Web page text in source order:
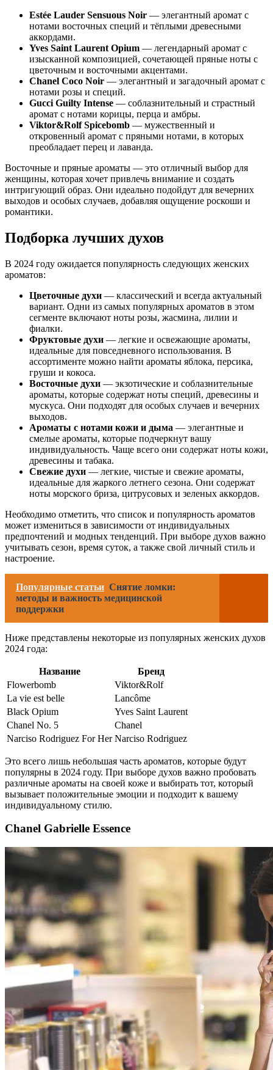
Estée Lauder Sensuous Noir — элегантный аромат с
нотами восточных специй и тёплыми древесными
аккордами.
Yves Saint Laurent Opium — легендарный аромат с
изысканной композицией, сочетающей пряные ноты с
цветочным и восточными акцентами.
Chanel Coco Noir — элегантный и загадочный аромат с
нотами розы и специй.
Gucci Guilty Intense — соблазнительный и страстный
аромат с нотами корицы, перца и амбры.
Viktor&Rolf Spicebomb — мужественный и
откровенный аромат с пряными нотами, в которых
преобладает перец и лаванда.
Восточные и пряные ароматы — это отличный выбор для
женщины, которая хочет привлечь внимание и создать
интригующий образ. Они идеально подойдут для вечерних
выходов и особых случаев, добавляя ощущение роскоши и
романтики.
Подборка лучших духов
В 2024 году ожидается популярность следующих женских
ароматов:
Цветочные духи — классический и всегда актуальный
вариант. Одни из самых популярных ароматов в этом
сегменте включают ноты розы, жасмина, лилии и
фиалки.
Фруктовые духи — легкие и освежающие ароматы,
идеальные для повседневного использования. В
ассортименте можно найти ароматы яблока, персика,
груши и кокоса.
Восточные духи — экзотические и соблазнительные
ароматы, которые содержат ноты специй, древесины и
мускуса. Они подходят для особых случаев и вечерних
выходов.
Ароматы с нотами кожи и дыма — элегантные и
смелые ароматы, которые подчеркнут вашу
индивидуальность. Чаще всего они содержат ноты кожи,
древесины и табака.
Свежие духи — легкие, чистые и свежие ароматы,
идеальные для жаркого летнего сезона. Они содержат
ноты морского бриза, цитрусовых и зеленых аккордов.
Необходимо отметить, что список и популярность ароматов
может измениться в зависимости от индивидуальных
предпочтений и модных тенденций. При выборе духов важно
учитывать сезон, время суток, а также свой личный стиль и
настроение.
Популярные статьи Снятие ломки:
методы и важность медицинской
поддержки
Ниже представлены некоторые из популярных женских духов
2024 года:
Название
Бренд
Flowerbomb
Viktor&Rolf
La vie est belle
Lancôme
Black Opium
Yves Saint Laurent
Chanel No. 5
Chanel
Narciso Rodriguez For Her Narciso Rodriguez
Это всего лишь небольшая часть ароматов, которые будут
популярны в 2024 году. При выборе духов важно пробовать
различные ароматы на своей коже и выбирать тот, который
вызывает положительные эмоции и подходит к вашему
индивидуальному стилю.
Chanel Gabrielle Essence